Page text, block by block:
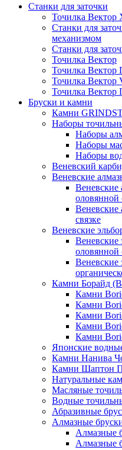
Станки для заточки
Точилка Вектор
Станки для
механизмом
Станки для
Точилка Вектор
Точилка
Точилка Вектор
Точилка
Бруски и камни
Камни
Наборы
Наборы
Наборы
Наборы
Веневский
Веневские
Веневские
оловянной
Веневские
связке
Веневские
Веневские
оловянной
Веневские
Камни Борайд
Камни
Камни
Камни
Камни
Камни
Японские
Камни Нанива
Камни Шаптон
Натуральные
Масляные
Водные
Абразивные
Алмазные
Алмазные
Алмазные